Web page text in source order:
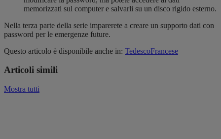
memorizzati sul computer e salvarli su un disco rigido esterno.
Nella terza parte della serie imparerete a creare un supporto dati con
password per le emergenze future.
Questo articolo è disponibile anche in: TedescoFrancese
Articoli simili
Mostra tutti